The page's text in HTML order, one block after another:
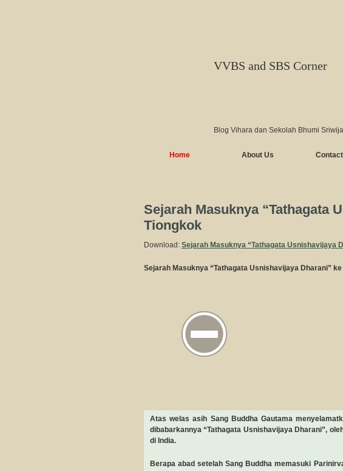
VVBS and SBS Corner
Blog Vihara dan Sekolah Bhumi
Home About Us
Sejarah Masuknya “Tathagata
Tiongkok
Download: Sejarah Masuknya “Tathagata Usnishavijaya
Sejarah Masuknya “Tathagata Usnishavijaya Dharani”
Atas welas asih Sang Buddha Gautama
dibabarkannya “Tathagata Usnishavijaya Dharani”,
di India.
Berapa abad setelah Sang Buddha memasuki